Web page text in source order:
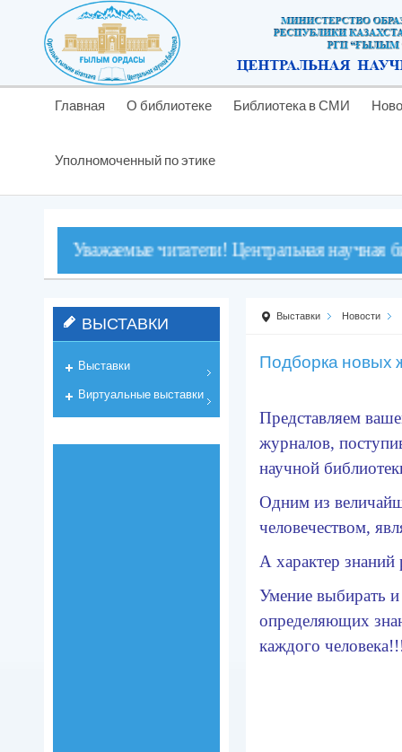
Главная О библиотеке Библиотека в СМИ
Уполномоченный по этике
читатели! Центральная научная
Выставки Новости
Подборка новых
Представляем
журналов,
научной
Одним из
человечеством,
А характер
Умение выбирать и
определяющих
каждого
ВЫСТАВКИ
Выставки
Виртуальные выставки